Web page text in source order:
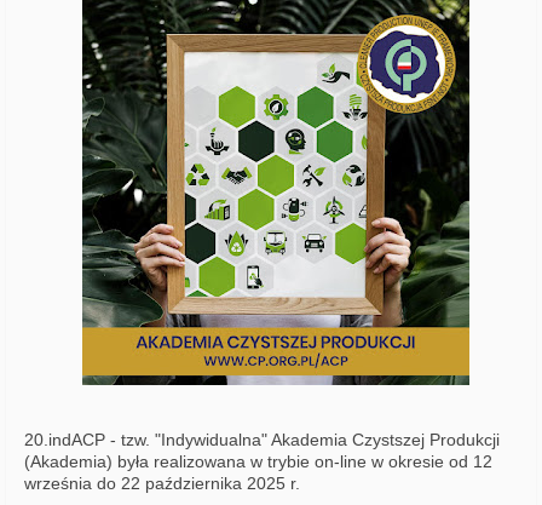
20.indACP - tzw. "Indywidualna" Akademia Czystszej Produkcji
(Akademia) była realizowana w trybie on-line w okresie od 12
września do 22 października 2025 r.